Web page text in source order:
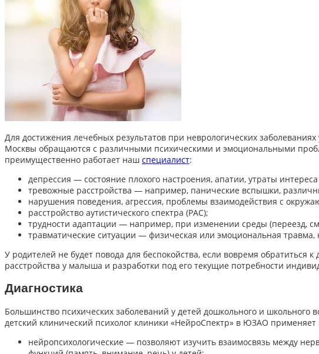
Для достижения лечебных результатов при неврологических
Москвы обращаются с различными психическими и эмоциональными
преимущественно работает наш специалист:
депрессия — состояние плохого настроения, апатии, утраты
тревожные расстройства — например, панические вспышки,
нарушения поведения, агрессия, проблемы взаимодействия с
расстройство аутистического спектра (РАС);
трудности адаптации — например, при изменении среды (переезд,
травматические ситуации — физическая или эмоциональная травма,
У родителей не будет повода для беспокойства, если вовремя
расстройства у малыша и разработки под его текущие потребности
Диагностика
Большинство психических заболеваний у детей дошкольного и
детский клинический психолог клиники «НейроСпектр» в ЮЗАО применяет
нейропсихологические — позволяют изучить взаимосвязь между